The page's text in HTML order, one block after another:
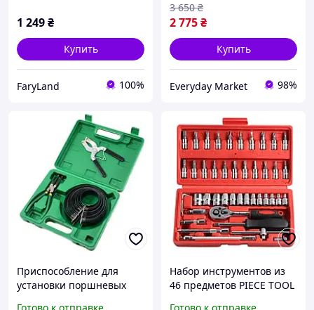
1 249₴
Купить
FaryLand 100%
2 775₴
3 650 ₴
Купить
Everyday Market 98%
Приспособление для
установки поршневых
Набор инструментов из
46 предметов PIECE TOOL